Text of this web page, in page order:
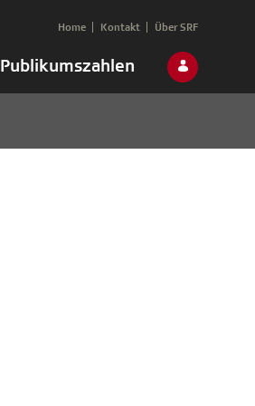
Publikumszahlen
Home Kontakt Über SRF